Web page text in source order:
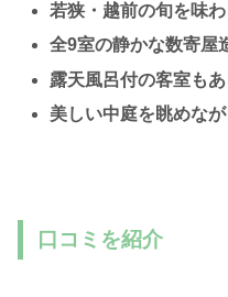
若狭・越前の旬を味
全9室の静かな数寄屋
露天風呂付の客室も
美しい中庭を眺めな
口コミを紹介